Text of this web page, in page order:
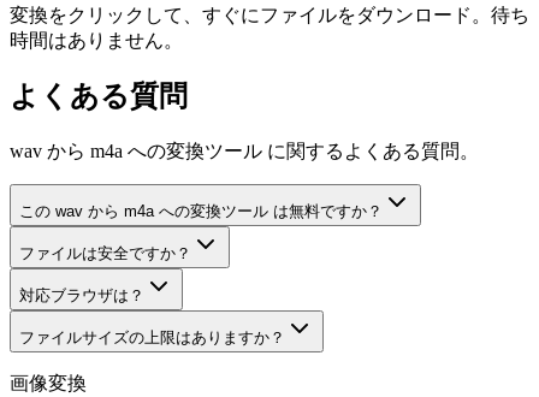
変換をクリックして、すぐにファイルをダウンロード。待ち
時間はありません。
よくある質問
wav から m4a への変換ツール に関するよくある質問。
この wav から m4a への変換ツール は無料ですか？
ファイルは安全ですか？
対応ブラウザは？
ファイルサイズの上限はありますか？
画像変換